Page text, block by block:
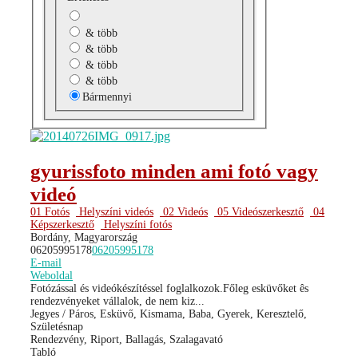
& több
& több
& több
& több
Bármennyi
gyurissfoto minden ami fotó vagy
videó
01 Fotós Helyszíni videós 02 Videós 05 Videószerkesztő
04
Képszerkesztő
Helyszíni fotós
Bordány, Magyarország
0620599517806205995178
E-mail
Weboldal
Fotózással és videókészítéssel foglalkozok.Főleg esküvőket ês
rendezvényeket vállalok, de nem kiz...
Jegyes / Páros, Esküvő, Kismama, Baba, Gyerek, Keresztelő,
Születésnap
Rendezvény, Riport, Ballagás, Szalagavató
Tabló